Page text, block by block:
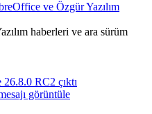
ve Özgür Yazılım
haberleri ve ara sürüm
RC2 çıktı
görüntüle